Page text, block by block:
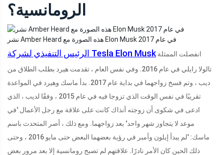
الرومانسية؟
نشر Amber Heard هذه الصورة مع Elon Musk في عام 2017
الرئيس التنفيذي لشركة Tesla Elon Musk
تالولا رايلي في عام 2016. وفي نفس العام ، تقدمت هيرد بطلب الطلاق من
ديب ، وتم فسخ زواجهما في بداية عام 2017. بدأ ماسك وهيرد في المواعدة
تقريبًا في نفس الوقت الذي تزوجا فيه في عام 2015 ، وفقًا لديب ، الذي
ادعى في شكوى أن زوجته آنذاك كانت على علاقة مع رجل الأعمال 'في
موعد لا يتجاوز شهر واحد' بعد زواجهما. ومع ذلك ، أصر المتحدث باسم
ماسك: 'لم يبدأ إيلون وأمبر في رؤية بعضهما البعض حتى مايو 2016 ، وحتى
ذلك الحين كان الأمر نادرًا. علاقتهم لم تصبح رومانسية إلا بعد مرور بعض